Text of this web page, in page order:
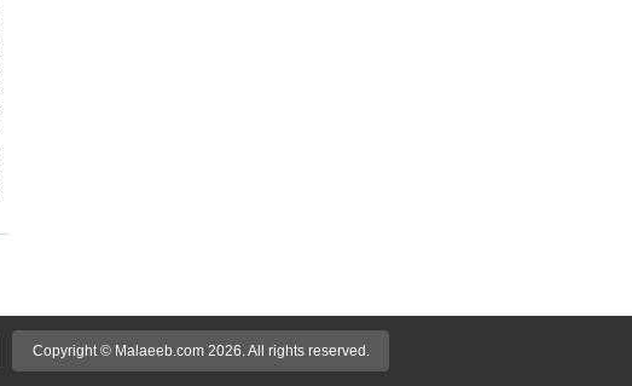
Copyright © Malaeeb.com 2026. All rights reserved.